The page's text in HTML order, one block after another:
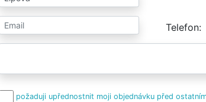
Telefon
požaduji upřednostnit moji objednávku před